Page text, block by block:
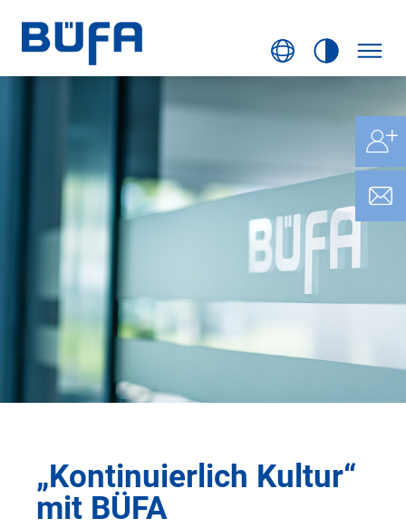
„Kontinuierlich Kultur“
mit BÜFA